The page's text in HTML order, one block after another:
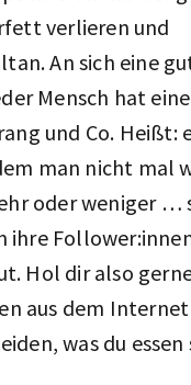
verlieren und
An sich eine
Mensch hat
und Co. Heißt:
man nicht mal
oder weniger …
ihre
Hol dir also
aus dem
was du essen